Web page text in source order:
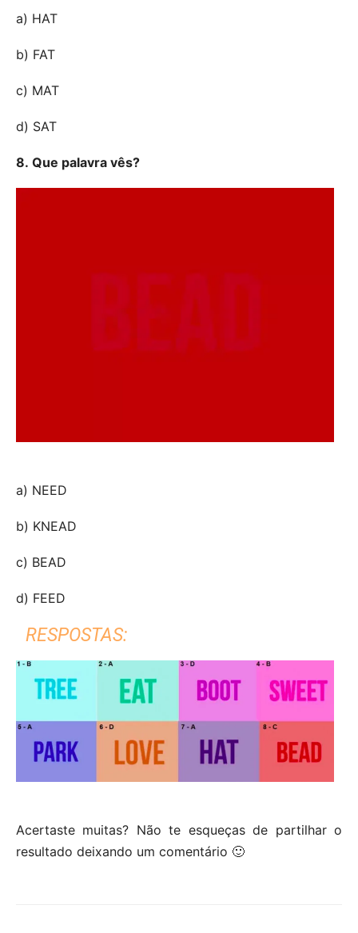
a) HAT
b) FAT
c) MAT
d) SAT
8. Que palavra vês?
a) NEED
b) KNEAD
c) BEAD
d) FEED
RESPOSTAS:
Acertaste muitas? Não te esqueças de partilhar o
resultado deixando um comentário 🙂